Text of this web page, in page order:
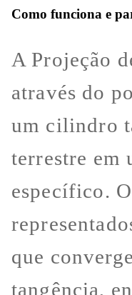
Como funciona e
A Projeção
através do
um cilindro
terrestre em
específico.
que
tangência,